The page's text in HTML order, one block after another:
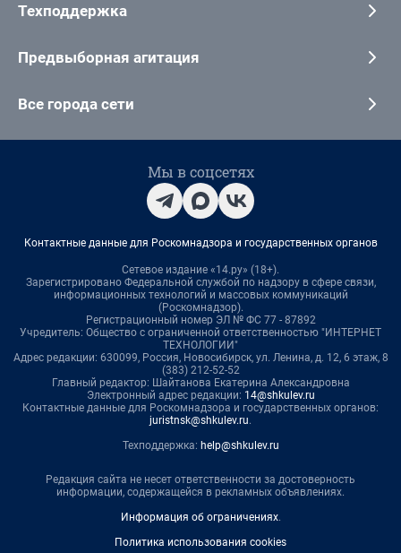
Техподдержка
Предвыборная агитация
Все города сети
Мы в соцсетях
Контактные данные для Роскомнадзора и государственных органов
Сетевое издание «14.ру» (18+).
Зарегистрировано Федеральной службой по надзору в сфере связи,
информационных технологий и массовых коммуникаций
(Роскомнадзор).
Регистрационный номер ЭЛ № ФС 77 - 87892
Учредитель: Общество с ограниченной ответственностью "ИНТЕРНЕТ
ТЕХНОЛОГИИ"
Адрес редакции: 630099, Россия, Новосибирск, ул. Ленина, д. 12, 6 этаж, 8
(383) 212-52-52
Главный редактор: Шайтанова Екатерина Александровна
Электронный адрес редакции: 14@shkulev.ru
Контактные данные для Роскомнадзора и государственных органов:
juristnsk@shkulev.ru.
Техподдержка: help@shkulev.ru
Редакция сайта не несет ответственности за достоверность
информации, содержащейся в рекламных объявлениях.
Информация об ограничениях.
Политика использования cookies